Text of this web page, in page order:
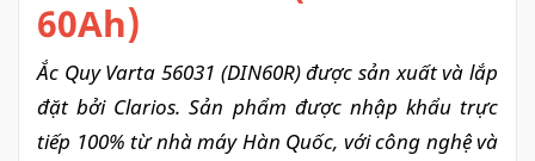
60Ah)
Ắc Quy Varta 56031 (DIN60R) được sản xuất và lắp
đặt bởi Clarios. Sản phẩm được nhập khẩu trực
tiếp 100% từ nhà máy Hàn Quốc, với công nghệ và